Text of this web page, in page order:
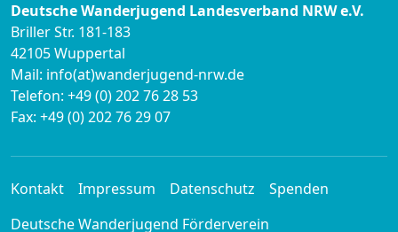
Deutsche Wanderjugend Landesverband NRW e.V.
Briller Str. 181-183
42105 Wuppertal
Mail: info(at)wanderjugend-nrw.de
Telefon: +49 (0) 202 76 28 53
Fax: +49 (0) 202 76 29 07
Kontakt Impressum Datenschutz
Spenden
Deutsche Wanderjugend Förderverein